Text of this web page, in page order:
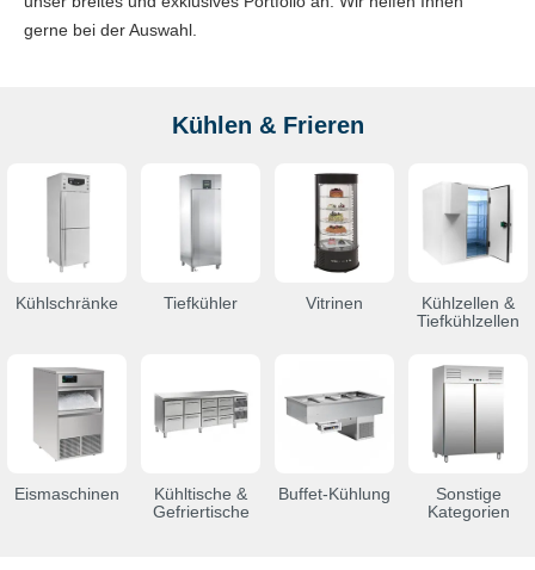
gerne bei der Auswahl.
Kühlen & Frieren
Kühlschränke Tiefkühler Vitrinen
Kühlzellen &
Tiefkühlzellen
Eismaschinen
Kühltische &
Gefriertische
Buffet-Kühlung
Sonstige
Kategorien